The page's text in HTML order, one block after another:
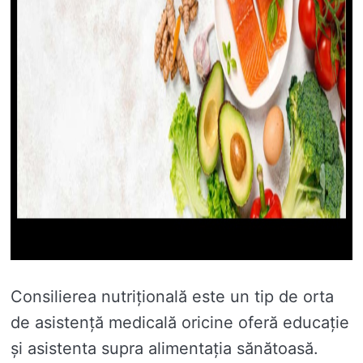
Consilierea nutrițională este un tip de orta
de asistență medicală oricine oferă educație
și asistenta supra alimentația sănătoasă.